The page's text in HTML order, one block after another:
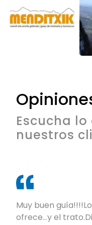
Escucha
nuestros
Muy buen
ofrece...y el